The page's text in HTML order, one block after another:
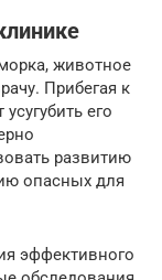
животное
Прибегая к
его
развитию
опасных для
эффективного